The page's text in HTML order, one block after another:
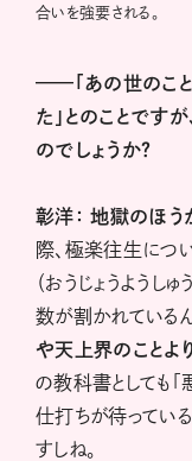
合いを強要される。
——「あの世のこ
た」とのことです
のでしょうか？
彰洋： 地獄のほう
際、極楽往生につ
（おうじょうようし
数が割かれている
や天上界のことよ
の教科書としても「
仕打ちが待ってい
すしね。